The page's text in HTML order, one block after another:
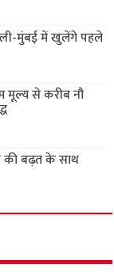
मुंबई में खुलेंगे पहले
मूल्य से करीब नौ
की बढ़त के साथ